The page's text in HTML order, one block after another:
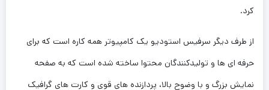
کرد.
از طرف دیگر سرفیس استودیو یک کامپیوتر همه کاره است که برای
حرفه ای ها و تولیدکنندگان محتوا ساخته شده است که به صفحه
نمایش بزرگ و با وضوح بالا، پردازنده های قوی و کارت های گرافیک